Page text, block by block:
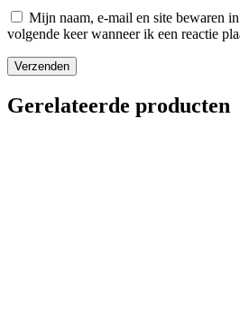
Mijn naam, e-mail en site bewaren
volgende keer wanneer ik een reactie
Verzenden
Gerelateerde producten